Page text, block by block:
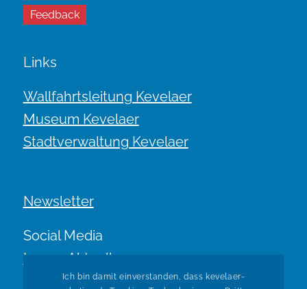
Feedback
Links
Wallfahrtsleitung Kevelaer
Museum Kevelaer
Stadtverwaltung Kevelaer
Newsletter
Social Media
Immer Aktuell.
Ich bin damit einverstanden, dass kevelaer-